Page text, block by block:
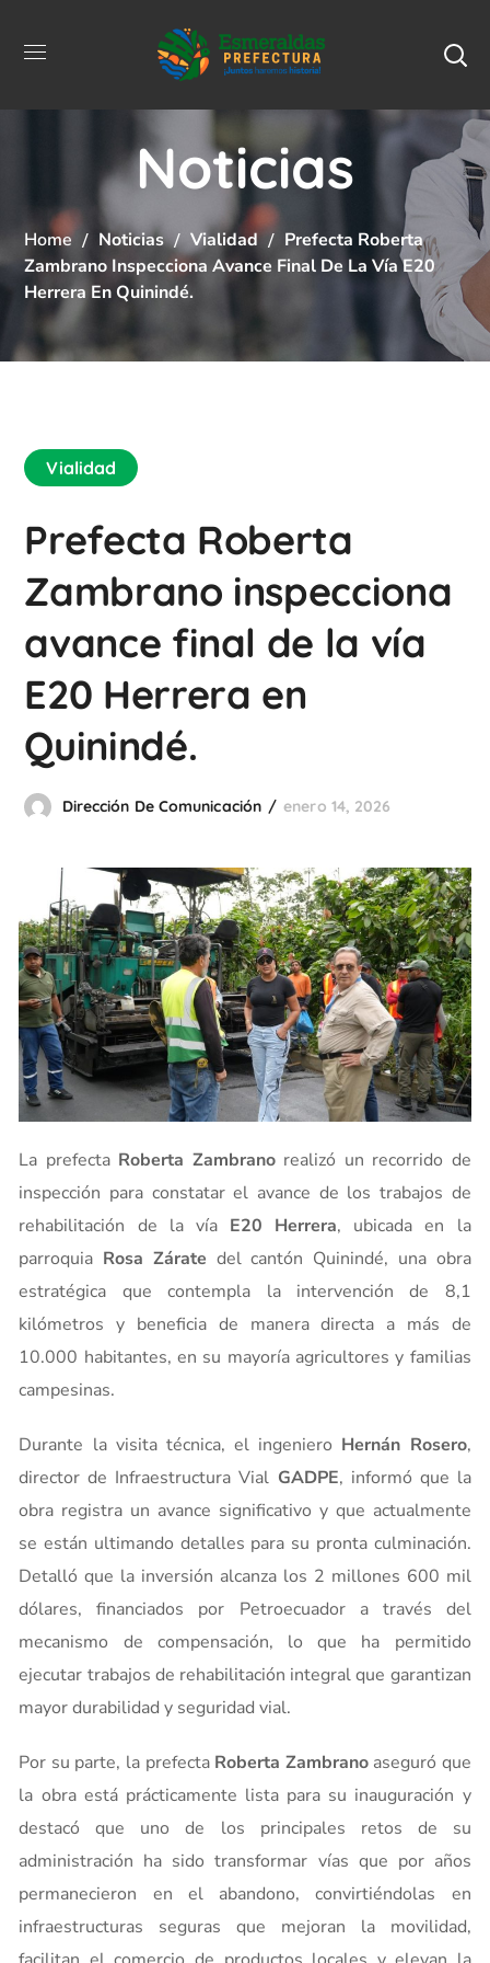
Noticias
Home Noticias Vialidad
Prefecta Roberta
Zambrano Inspecciona Avance Final De La Vía E20
Herrera En Quinindé.
Vialidad
Prefecta Roberta
Zambrano inspecciona
avance final de la vía
E20 Herrera en
Quinindé.
Dirección De Comunicación enero 14, 2026
La prefecta Roberta Zambranorealizó un recorrido de
inspección para constatar el avance de los trabajos de
rehabilitación de la víaE20 Herrera, ubicada en la
parroquia Rosa Zárate del cantón Quinindé, una obra
estratégica que contempla la intervención de 8,1
kilómetros y beneficia de manera directa a más de
10.000 habitantes, en su mayoría agricultores y familias
campesinas.
Durante la visita técnica, el ingeniero Hernán Rosero,
director de Infraestructura Vial GADPE, informó que la
obra registra un avance significativo y que actualmente
se están ultimando detalles para su pronta culminación.
Detalló que la inversión alcanza los 2 millones 600 mil
dólares, financiados por Petroecuador a través del
mecanismo de compensación, lo que ha permitido
ejecutar trabajos de rehabilitación integral que garantizan
mayor durabilidad y seguridad vial.
Por su parte, la prefecta Roberta Zambranoaseguró que
la obra está prácticamente lista para su inauguración y
destacó que uno de los principales retos de su
administración ha sido transformar vías que por años
permanecieron en el abandono, convirtiéndolas en
infraestructuras seguras que mejoran la movilidad,